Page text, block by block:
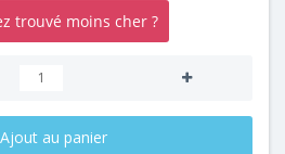
trouvé moins cher ?
Ajout au panier